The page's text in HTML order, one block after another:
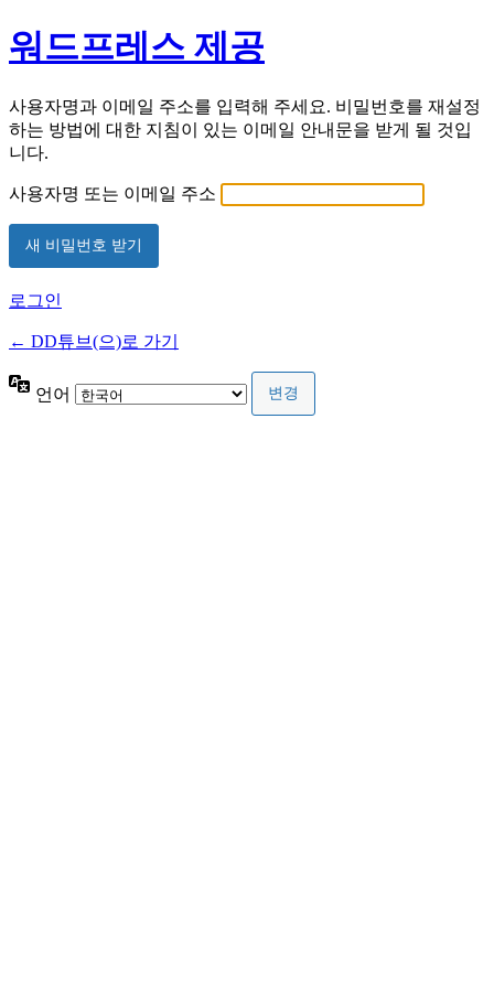
워드프레스 제공
사용자명과 이메일 주소를 입력해 주세요. 비밀번호를 재설정
하는 방법에 대한 지침이 있는 이메일 안내문을 받게 될 것입
니다.
사용자명 또는 이메일 주소
로그인
← DD튜브(으)로 가기
언어